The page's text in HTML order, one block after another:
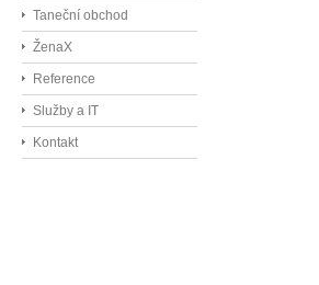
Taneční obchod
ŽenaX
Reference
Služby a IT
Kontakt